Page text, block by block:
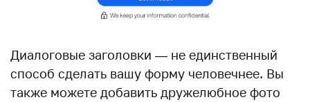
Диалоговые заголовки — не единственный
способ сделать вашу форму человечнее. Вы
также можете добавить дружелюбное фото